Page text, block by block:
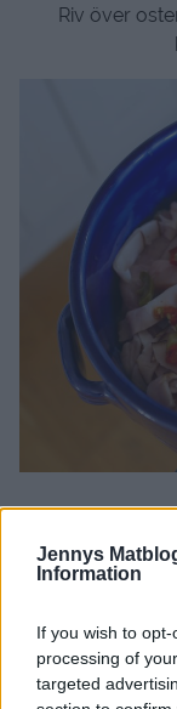
Jennys
Information
If you wish to
processing of
targeted
Riv över